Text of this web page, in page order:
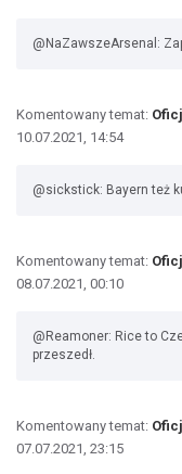
@NaZawszeArsenal:
Komentowany temat:
10.07.2021, 14:54
@sickstick: Bayern też
Komentowany temat:
08.07.2021, 00:10
@Reamoner: Rice to
przeszedł.
Komentowany temat:
07.07.2021, 23:15